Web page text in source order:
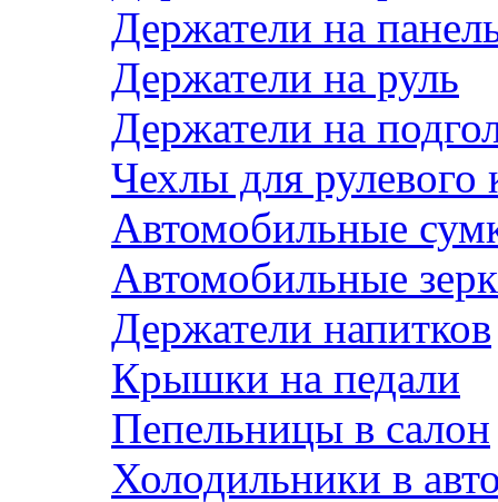
Держатели на
Держатели на руль
Держатели на
Чехлы для рулевого
Автомобильные
Автомобильные
Держатели напитков
Крышки на педали
Пепельницы в салон
Холодильники в